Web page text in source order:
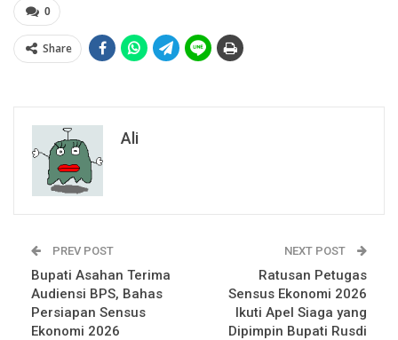
0
Share
Ali
PREV POST
Bupati Asahan Terima
Audiensi BPS, Bahas
Persiapan Sensus
Ekonomi 2026
NEXT POST
Ratusan Petugas
Sensus Ekonomi 2026
Ikuti Apel Siaga yang
Dipimpin Bupati Rusdi